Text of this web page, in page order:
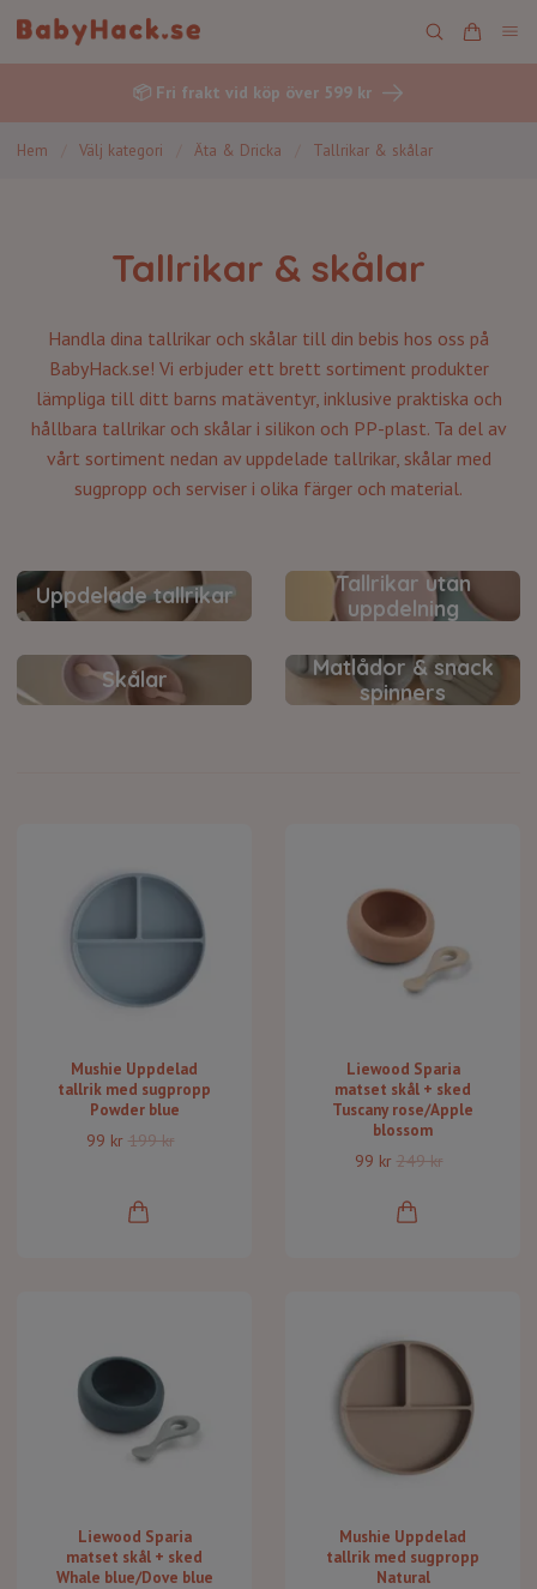
📦 Fri frakt vid köp över 599 kr
Hem Välj kategori Äta & Dricka Tallrikar & skålar
Tallrikar & skålar
Handla dina tallrikar och skålar till din bebis hos oss på
BabyHack.se! Vi erbjuder ett brett sortiment produkter
lämpliga till ditt barns matäventyr, inklusive praktiska och
hållbara tallrikar och skålar i silikon och PP-plast. Ta del av
vårt sortiment nedan av uppdelade tallrikar, skålar med
sugpropp och serviser i olika färger och material.
Uppdelade tallrikar
Tallrikar utan
uppdelning
Skålar
Matlådor & snack
spinners
Mushie Uppdelad
tallrik med sugpropp
Powder blue
99 kr 199 kr
Liewood Sparia
matset skål + sked
Tuscany rose/Apple
blossom
99 kr 249 kr
Liewood Sparia
matset skål + sked
Whale blue/Dove blue
Mushie Uppdelad
tallrik med sugpropp
Natural